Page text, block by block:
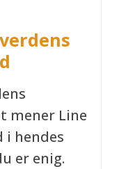
mener Line
i hendes
er enig.